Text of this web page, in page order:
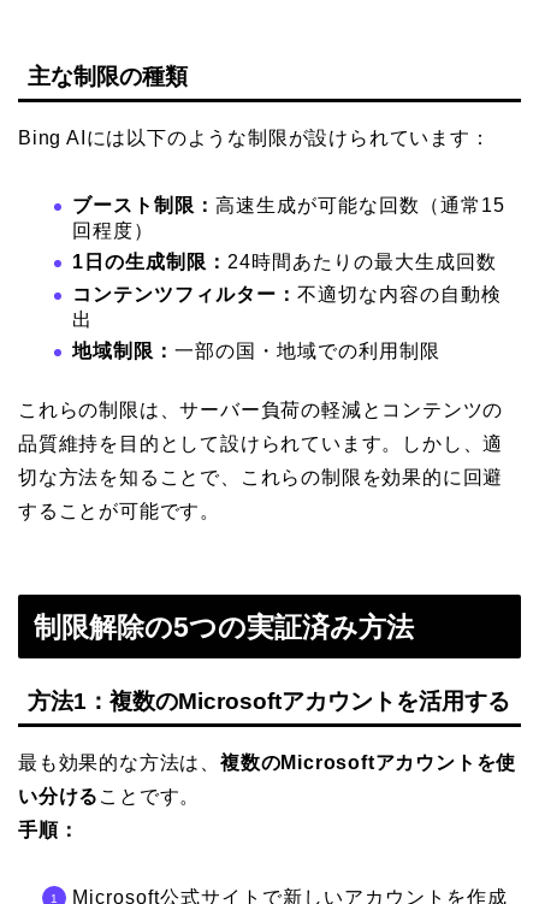
主な制限の種類
Bing AIには以下のような制限が設けられています：
ブースト制限： 高速生成が可能な回数（通常15
回程度）
1日の生成制限： 24時間あたりの最大生成回数
コンテンツフィルター： 不適切な内容の自動検
出
地域制限： 一部の国・地域での利用制限
これらの制限は、サーバー負荷の軽減とコンテンツの
品質維持を目的として設けられています。しかし、適
切な方法を知ることで、これらの制限を効果的に回避
することが可能です。
制限解除の5つの実証済み方法
方法1：複数のMicrosoftアカウントを活用する
最も効果的な方法は、 複数のMicrosoftアカウントを使
い分ける ことです。
手順：
Microsoft公式サイトで新しいアカウントを作成